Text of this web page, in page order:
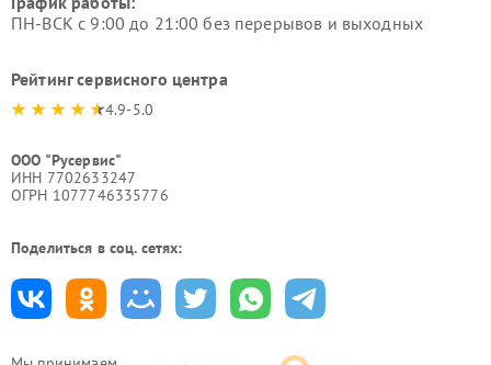
ПН-ВСК с 9:00 до 21:00 без перерывов и выходных
Рейтинг сервисного центра
4.9-5.0
ООО "Русервис"
ИНН 7702633247
ОГРН 1077746335776
Поделиться в соц. сетях: